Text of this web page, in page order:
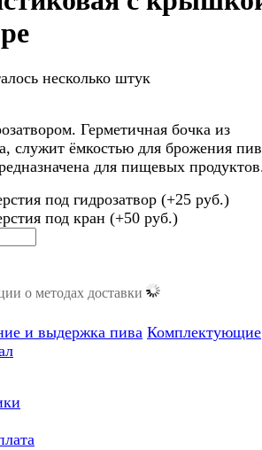
несколько штук
Герметичная бочка из
служит ёмкостью для брожения
для пищевых
под гидрозатвор (+25 руб.)
под кран (+50 руб.)
о методах доставки
и выдержка пива Комплектующие